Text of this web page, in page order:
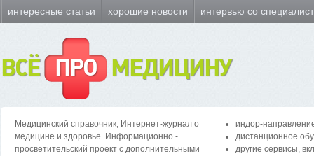
интересные статьи хорошие новости интервью со
ВСЁ ПРО МЕДИЦИНУ
Медицинский справочник, Интернет-журнал о
медицине и здоровье. Информационно -
просветительский проект с дополнительными
индор-
дистанционное
другие сервисы,